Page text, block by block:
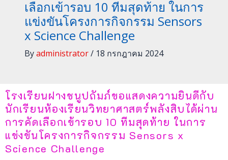
เลือกเข้ารอบ 10 ทีมสุดท้าย ในการ
แข่งขันโครงการกิจกรรม Sensors
x Science Challenge
Byadministrator/ 18 กรกฎาคม 2024
โรงเรียนฝางชนูปถัมภ์ขอแสดงความยินดีกับ
นักเรียนห้องเรียนวิทยาศาสตร์พลังสิบได้ผ่าน
การคัดเลือกเข้ารอบ 10 ทีมสุดท้าย ในการ
แข่งขันโครงการกิจกรรม Sensors x
Science Challenge